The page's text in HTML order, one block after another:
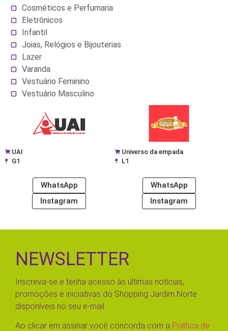
Cosméticos e Perfumaria
Eletrônicos
Infantil
Joias, Relógios e Bijouterias
Lazer
Varanda
Vestuário Feminino
Vestuário Masculino
UAI
G1
WhatsApp
Instagram
Universo da empada
L1
WhatsApp
Instagram
NEWSLETTER
Inscreva-se e tenha acesso às últimas notícias,
promoções e iniciativas do Shopping Jardim Norte
disponíveis no seu e-mail.
Ao clicar em assinar você concorda com a Política de